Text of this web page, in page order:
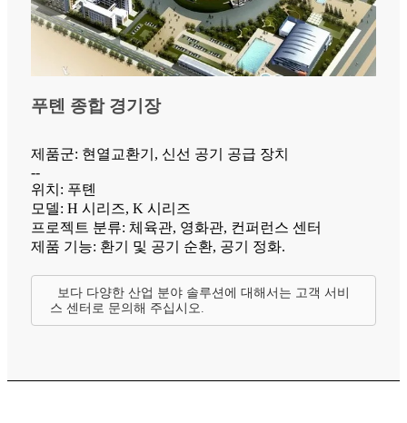
푸톈 종합 경기장
제품군: 현열교환기, 신선 공기 공급 장치
--
위치: 푸톈
모델: H 시리즈, K 시리즈
프로젝트 분류: 체육관, 영화관, 컨퍼런스 센터
제품 기능: 환기 및 공기 순환, 공기 정화.
보다 다양한 산업 분야 솔루션에 대해서는 고객 서비
스 센터로 문의해 주십시오.